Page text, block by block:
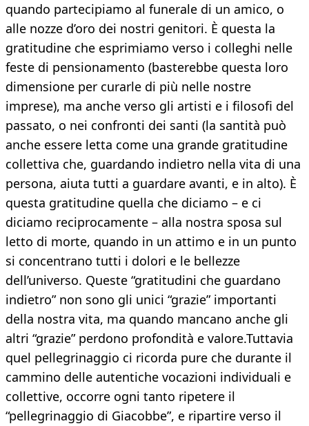
quando partecipiamo al funerale di un amico, o
alle nozze d’oro dei nostri genitori. È questa la
gratitudine che esprimiamo verso i colleghi nelle
feste di pensionamento (basterebbe questa loro
dimensione per curarle di più nelle nostre
imprese), ma anche verso gli artisti e i filosofi del
passato, o nei confronti dei santi (la santità può
anche essere letta come una grande gratitudine
collettiva che, guardando indietro nella vita di una
persona, aiuta tutti a guardare avanti, e in alto). È
questa gratitudine quella che diciamo – e ci
diciamo reciprocamente – alla nostra sposa sul
letto di morte, quando in un attimo e in un punto
si concentrano tutti i dolori e le bellezze
dell’universo. Queste “gratitudini che guardano
indietro” non sono gli unici “grazie” importanti
della nostra vita, ma quando mancano anche gli
altri “grazie” perdono profondità e valore.Tuttavia
quel pellegrinaggio ci ricorda pure che durante il
cammino delle autentiche vocazioni individuali e
collettive, occorre ogni tanto ripetere il
“pellegrinaggio di Giacobbe”, e ripartire verso il